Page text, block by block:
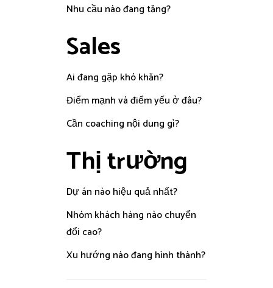
Nhu cầu nào đang tăng?
Sales
Ai đang gặp khó khăn?
Điểm mạnh và điểm yếu ở đâu?
Cần coaching nội dung gì?
Thị trường
Dự án nào hiệu quả nhất?
Nhóm khách hàng nào chuyển
đổi cao?
Xu hướng nào đang hình thành?